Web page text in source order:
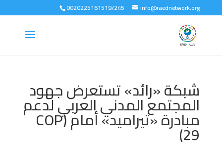
0020225161519/245 info@raednetwork.org
شبكة «رائد» تستعرض جهود
المجتمع المدني العربي لدعم
مبادرة «تيراميد» أمام (COP
29)